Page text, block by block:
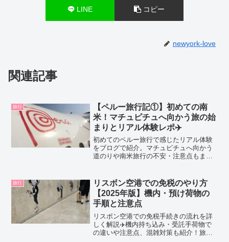
LINE コピー
newyork-love
関連記事
旅行
【ペルー旅行記①】初めての南
米！マチュピチュへ向かう旅の始
まりとリアル体験レポ✈️
初めてのペルー旅行で感じたリアル体験
をブログで紹介。マチュピチュへ向かう
道のりや南米旅行の不安・注意点もまと
旅行
リスボン空港での免税のやり方
【2025年版】機内・預け荷物の
手順と注意点
リスボン空港での免税手続きの流れを詳
しく解説✈️機内持ち込み・受託手荷物で
の違いや注意点、混雑対策も紹介！旅行